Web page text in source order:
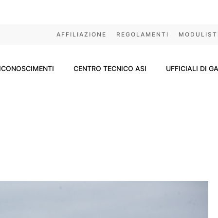
AFFILIAZIONE REGOLAMENTI
CENTRO TECNICO ASI UFFICIALI DI